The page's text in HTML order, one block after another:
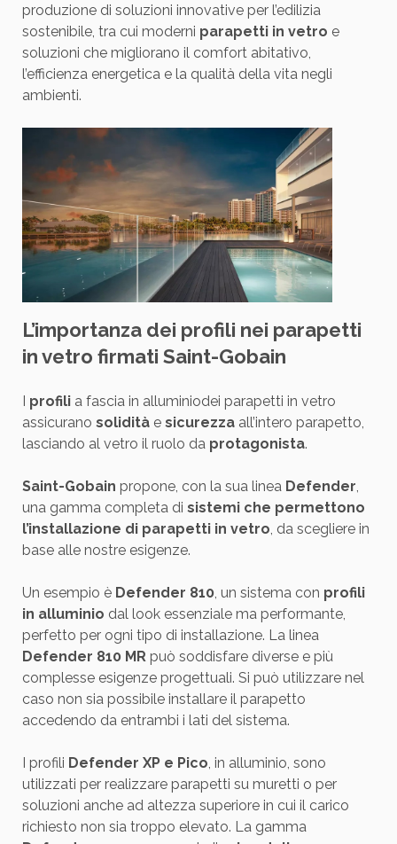
produzione di soluzioni innovative per l’edilizia
sostenibile, tra cui moderni parapetti in vetro e
soluzioni che migliorano il comfort abitativo,
l’efficienza energetica e la qualità della vita negli
ambienti.
L’importanza dei profili nei parapetti
in vetro firmati Saint-Gobain
I profili a fascia in alluminiodei parapetti in vetro
assicurano soliditàe sicurezza all’intero parapetto,
lasciando al vetro il ruolo da protagonista.
Saint-Gobain propone, con la sua linea Defender,
una gamma completa di sistemi che permettono
l’installazione di parapetti in vetro, da scegliere in
base alle nostre esigenze.
Un esempio è Defender 810, un sistema con profili
in alluminio dal look essenziale ma performante,
perfetto per ogni tipo di installazione. La linea
Defender 810 MRpuò soddisfare diverse e più
complesse esigenze progettuali. Si può utilizzare nel
caso non sia possibile installare il parapetto
accedendo da entrambi i lati del sistema.
I profili Defender XP e Pico, in alluminio, sono
utilizzati per realizzare parapetti su muretti o per
soluzioni anche ad altezza superiore in cui il carico
richiesto non sia troppo elevato. La gamma